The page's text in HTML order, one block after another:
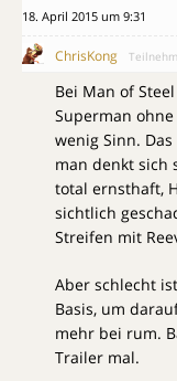
18. April 2015 um 9:31
ChrisKong
Bei Man of
Superman
wenig Sinn.
man denkt sich
total ernsthaft,
sichtlich
Streifen mit
Aber schlecht
Basis, um
mehr bei rum.
Trailer mal.